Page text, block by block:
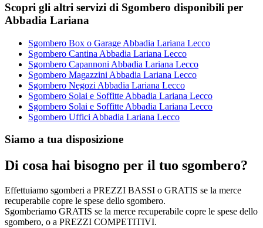
Scopri gli altri servizi di Sgombero disponibili per
Abbadia Lariana
Sgombero Box o Garage Abbadia Lariana Lecco
Sgombero Cantina Abbadia Lariana Lecco
Sgombero Capannoni Abbadia Lariana Lecco
Sgombero Magazzini Abbadia Lariana Lecco
Sgombero Negozi Abbadia Lariana Lecco
Sgombero Solai e Soffitte Abbadia Lariana Lecco
Sgombero Solai e Soffitte Abbadia Lariana Lecco
Sgombero Uffici Abbadia Lariana Lecco
Siamo a tua disposizione
Di cosa hai bisogno per il tuo sgombero?
Effettuiamo sgomberi a PREZZI BASSI o GRATIS se la merce
recuperabile copre le spese dello sgombero.
Sgomberiamo GRATIS se la merce recuperabile copre le spese dello
sgombero, o a PREZZI COMPETITIVI.